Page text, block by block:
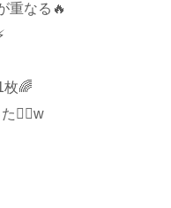
重なる🔥
枚🌈
🙆‍♂️w